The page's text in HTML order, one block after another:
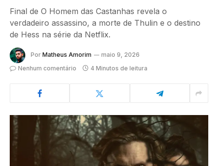
Final de O Homem das Castanhas revela o
verdadeiro assassino, a morte de Thulin e o destino
de Hess na série da Netflix.
Por Matheus Amorim
maio 9, 2026
Nenhum comentário
4 Minutos de leitura